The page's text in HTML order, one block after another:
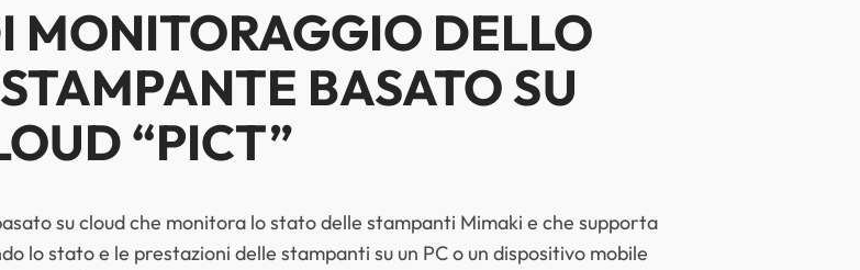
MONITORAGGIO DELLO
BASATO SU
“PICT”
su cloud che monitora lo stato delle stampanti Mimaki e che supporta
lo stato e le prestazioni delle stampanti su un PC o un dispositivo mobile